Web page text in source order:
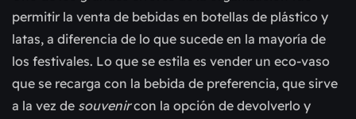
permitir la venta de bebidas en botellas de plástico y
latas, a diferencia de lo que sucede en la mayoría de
los festivales. Lo que se estila es vender un eco-vaso
que se recarga con la bebida de preferencia, que sirve
a la vez de souvenircon la opción de devolverlo y